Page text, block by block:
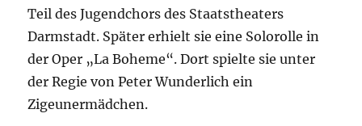
Teil des Jugendchors des Staatstheaters
Darmstadt. Später erhielt sie eine Solorolle in
der Oper „La Boheme“. Dort spielte sie unter
der Regie von Peter Wunderlich ein
Zigeunermädchen.